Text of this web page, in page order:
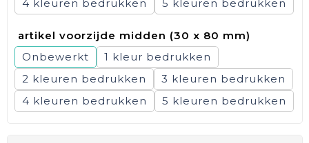
4 5
artikel voorzijde midden (30 x 80 mm)
Onbewerkt
1
2
3
4
5